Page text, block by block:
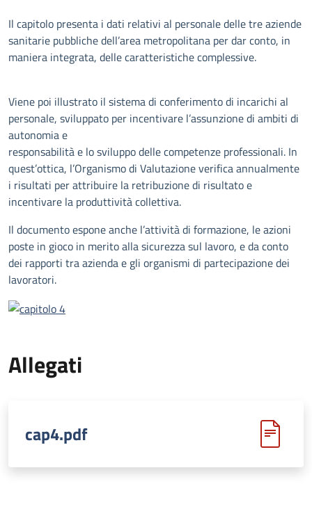
Descrizione
Il capitolo presenta i dati relativi al personale delle tre aziende
sanitarie pubbliche dell’area metropolitana per dar conto, in
maniera integrata, delle caratteristiche complessive.
Viene poi illustrato il sistema di conferimento di incarichi al
personale, sviluppato per incentivare l’assunzione di ambiti di
autonomia e
responsabilità e lo sviluppo delle competenze professionali. In
quest’ottica, l’Organismo di Valutazione verifica annualmente
i risultati per attribuire la retribuzione di risultato e
incentivare la produttività collettiva.
Il documento espone anche l’attività di formazione, le azioni
poste in gioco in merito alla sicurezza sul lavoro, e da conto
dei rapporti tra azienda e gli organismi di partecipazione dei
lavoratori.
Allegati
cap4.pdf